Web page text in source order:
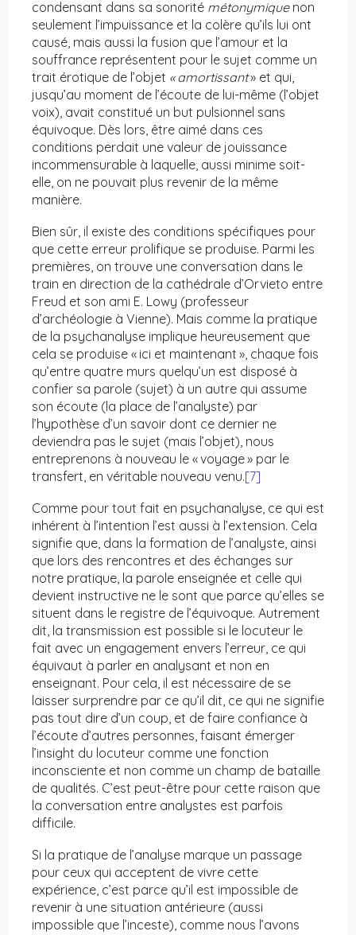
condensant dans sa sonorité métonymiquenon
seulement l’impuissance et la colère qu’ils lui ont
causé, mais aussi la fusion que l’amour et la
souffrance représentent pour le sujet comme un
trait érotique de l’objet « amortissant» et qui,
jusqu’au moment de l’écoute de lui-même (l’objet
voix), avait constitué un but pulsionnel sans
équivoque. Dès lors, être aimé dans ces
conditions perdait une valeur de jouissance
incommensurable à laquelle, aussi minime soit-
elle, on ne pouvait plus revenir de la même
manière.
Bien sûr, il existe des conditions spécifiques pour
que cette erreur prolifique se produise. Parmi les
premières, on trouve une conversation dans le
train en direction de la cathédrale d’Orvieto entre
Freud et son ami E. Lowy (professeur
d’archéologie à Vienne). Mais comme la pratique
de la psychanalyse implique heureusement que
cela se produise « ici et maintenant », chaque fois
qu’entre quatre murs quelqu’un est disposé à
confier sa parole (sujet) à un autre qui assume
son écoute (la place de l’analyste) par
l’hypothèse d’un savoir dont ce dernier ne
deviendra pas le sujet (mais l’objet), nous
entreprenons à nouveau le « voyage » par le
transfert, en véritable nouveau venu.[7]
Comme pour tout fait en psychanalyse, ce qui est
inhérent à l’intention l’est aussi à l’extension. Cela
signifie que, dans la formation de l’analyste, ainsi
que lors des rencontres et des échanges sur
notre pratique, la parole enseignée et celle qui
devient instructive ne le sont que parce qu’elles se
situent dans le registre de l’équivoque. Autrement
dit, la transmission est possible si le locuteur le
fait avec un engagement envers l’erreur, ce qui
équivaut à parler en analysant et non en
enseignant. Pour cela, il est nécessaire de se
laisser surprendre par ce qu’il dit, ce qui ne signifie
pas tout dire d’un coup, et de faire confiance à
l’écoute d’autres personnes, faisant émerger
l’insight du locuteur comme une fonction
inconsciente et non comme un champ de bataille
de qualités. C’est peut-être pour cette raison que
la conversation entre analystes est parfois
difficile.
Si la pratique de l’analyse marque un passage
pour ceux qui acceptent de vivre cette
expérience, c’est parce qu’il est impossible de
revenir à une situation antérieure (aussi
impossible que l’inceste), comme nous l’avons